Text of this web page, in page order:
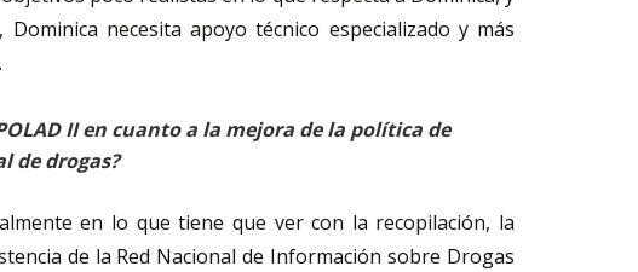
necesita apoyo técnico especializado y más
II en cuanto a la mejora de la política de
de drogas?
en lo que tiene que ver con la recopilación, la
de la Red Nacional de Información sobre Drogas